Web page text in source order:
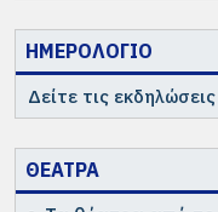
ΗΜΕΡΟΛΟΓΙΟ
Δείτε τις
ΘΕΑΤΡΑ